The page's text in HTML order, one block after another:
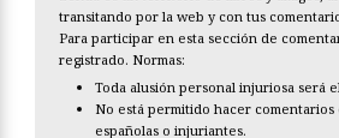
transitando por la web y con tus
Para participar en esta sección de
registrado. Normas:
Toda alusión personal injuriosa será
No está permitido hacer comentarios
españolas o injuriantes.